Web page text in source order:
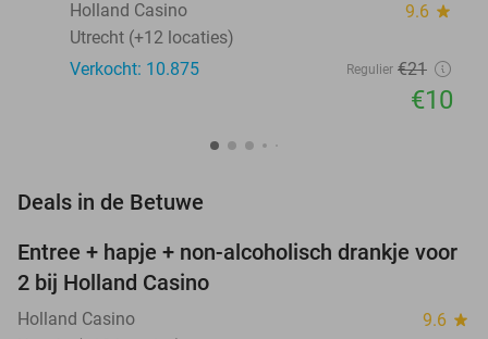
Holland Casino 9.6 star
Utrecht (+12 locaties)
Verkocht: 10.875
Regulier €21
€10
Deals in de Betuwe
52%
Entree + hapje + non-alcoholisch drankje voor
2 bij Holland Casino
Holland Casino 9.6 star